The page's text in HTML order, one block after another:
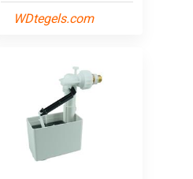
WDtegels.com